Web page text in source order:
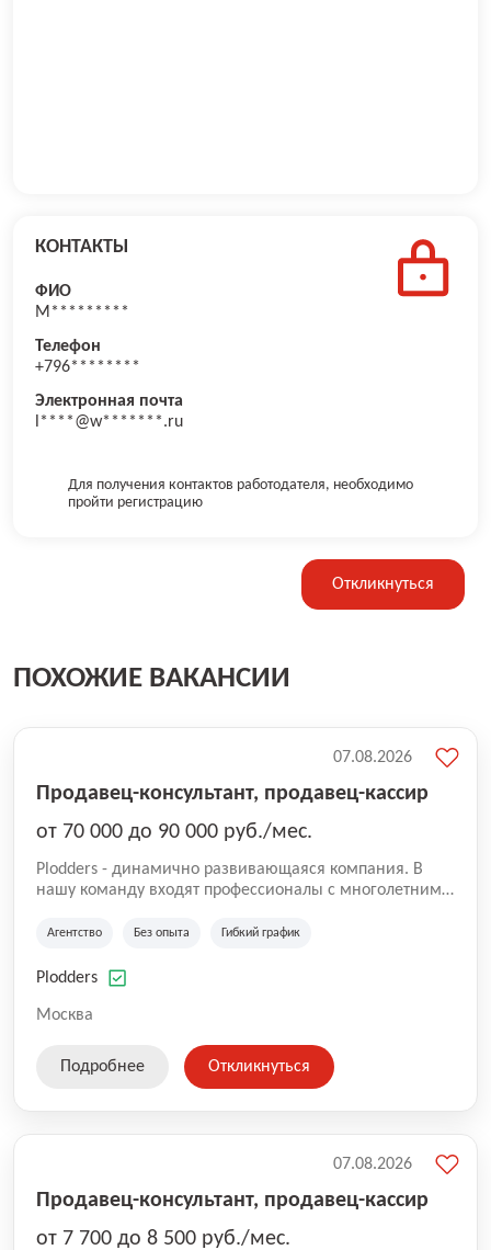
КОНТАКТЫ
ФИО
М*********
Телефон
+796********
Электронная почта
l****@w*******.ru
Для получения контактов работодателя, необходимо
пройти регистрацию
Откликнуться
ПОХОЖИЕ ВАКАНСИИ
Продавец-консультант, продавец-кассир
от 70 000 до 90 000 руб./мес.
Plodders - динамично развивающаяся компания. В
нашу команду входят профессионалы с многолетним
на рынке аутсорсинга, а накопленный опыт позволяют
оказываемых услуг.
Агентство Без опыта Гибкий график
Plodders
Москва
07.08.2026
Подробнее Откликнуться
Продавец-консультант, продавец-кассир
от 7 700 до 8 500 руб./мес.
07.08.2026